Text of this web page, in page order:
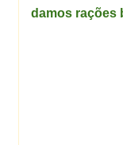
damos rações